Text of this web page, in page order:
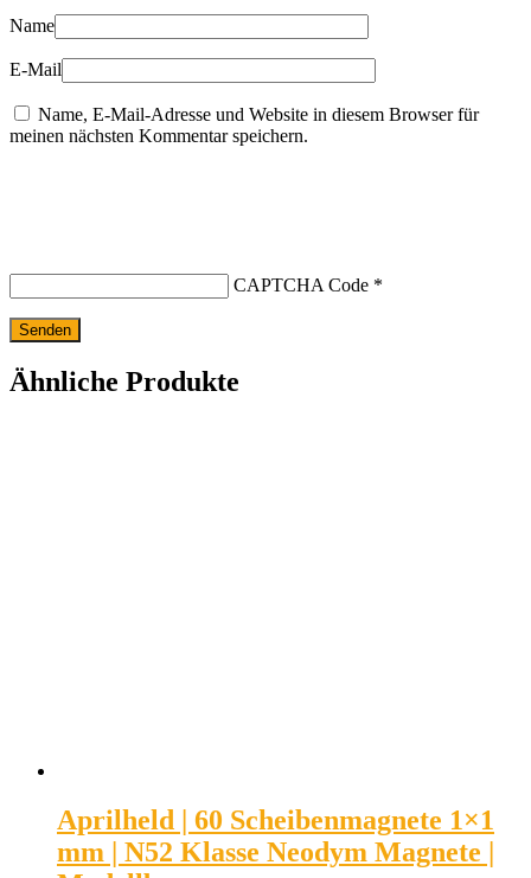
Name
E-Mail
Name, E-Mail-Adresse und Website in diesem Browser für
meinen nächsten Kommentar speichern.
CAPTCHA Code *
Ähnliche Produkte
Aprilheld | 60 Scheibenmagnete 1×1
mm | N52 Klasse Neodym Magnete |